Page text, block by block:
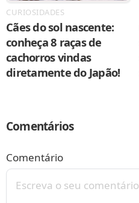
CURIOSIDADES
Cães do sol nascente:
conheça 8 raças de
cachorros vindas
diretamente do Japão!
Comentários
Comentário